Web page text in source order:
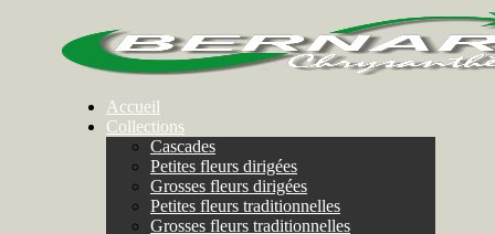
Accueil
Collections
Cascades
Petites fleurs dirigées
Grosses fleurs dirigées
Petites fleurs traditionnelles
Grosses fleurs traditionnelles